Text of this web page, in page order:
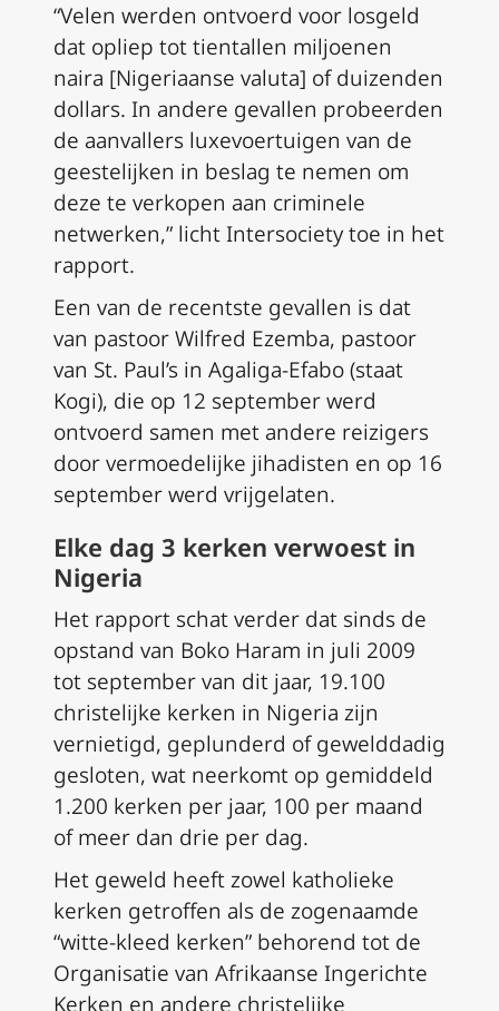
“Velen werden ontvoerd voor losgeld
dat opliep tot tientallen miljoenen
naira [Nigeriaanse valuta] of duizenden
dollars. In andere gevallen probeerden
de aanvallers luxevoertuigen van de
geestelijken in beslag te nemen om
deze te verkopen aan criminele
netwerken,” licht Intersociety toe in het
rapport.
Een van de recentste gevallen is dat
van pastoor Wilfred Ezemba, pastoor
van St. Paul’s in Agaliga-Efabo (staat
Kogi), die op 12 september werd
ontvoerd samen met andere reizigers
door vermoedelijke jihadisten en op 16
september werd vrijgelaten.
Elke dag 3 kerken verwoest in
Nigeria
Het rapport schat verder dat sinds de
opstand van Boko Haram in juli 2009
tot september van dit jaar, 19.100
christelijke kerken in Nigeria zijn
vernietigd, geplunderd of gewelddadig
gesloten, wat neerkomt op gemiddeld
1.200 kerken per jaar, 100 per maand
of meer dan drie per dag.
Het geweld heeft zowel katholieke
kerken getroffen als de zogenaamde
“witte-kleed kerken” behorend tot de
Organisatie van Afrikaanse Ingerichte
Kerken en andere christelijke